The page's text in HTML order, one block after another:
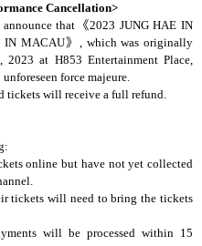
Cancellation>
that 《2023 JUNG HAE IN
IN MACAU》, which was originally
at H853 Entertainment Place,
force majeure.
tickets will receive a full refund.
online but have not yet collected
tickets will need to bring the tickets
will be processed within 15